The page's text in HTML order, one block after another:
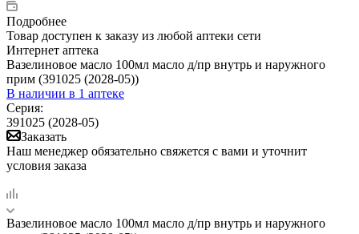
Подробнее
Товар доступен к заказу из любой аптеки сети
Интернет аптека
Вазелиновое масло 100мл масло д/пр внутрь и наружного
прим (391025 (2028-05))
В наличии в 1 аптеке
Серия:
391025 (2028-05)
Заказать
Наш менеджер обязательно свяжется с вами и уточнит
условия заказа
Вазелиновое масло 100мл масло д/пр внутрь и наружного